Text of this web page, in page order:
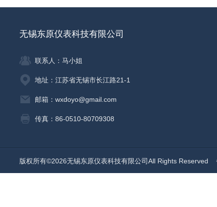
无锡东原仪表科技有限公司
联系人：马小姐
地址：江苏省无锡市长江路21-1
邮箱：wxdoyo@gmail.com
传真：86-0510-80709308
版权所有©2026无锡东原仪表科技有限公司All Rights Reserved